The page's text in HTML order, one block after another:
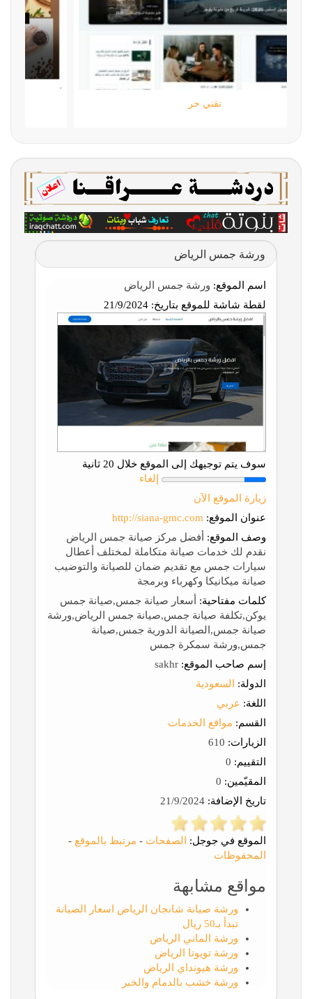
ورشة جمس الرياض
اسم الموقع: ورشة جمس الرياض
لقطة شاشة للموقع بتاريخ:
سوف يتم توجيهك إلى الموقع خلال 20 ثانية
إلغاء
زيارة الموقع الآن
عنوان الموقع: http://siana-gmc.com
وصف الموقع: أفضل مركز صيانة جمس الرياض
نقدم لك خدمات صيانة متكاملة لمختلف أعطال
سيارات جمس مع تقديم ضمان للصيانة والتوضيب
صيانة ميكانيكا وكهرباء وبرمجة
كلمات مفتاحية: أسعار صيانة جمس,صيانة جمس
يوكن,تكلفة صيانة جمس,صيانة جمس الرياض,ورشة
صيانة جمس,الصيانة الدورية جمس,صيانة
جمس,ورشة سمكرة جمس
إسم صاحب الموقع:
الدولة:
السعودية
اللغة: عربي
القسم: مواقع الخدمات
الزيارات:
التقييم:
المقيّمين:
تاريخ الإضافة:
الموقع في جوجل: الصفحات - مرتبط بالموقع -
المحفوظات
مواقع مشابهة
ورشة صيانة شانجان الرياض اسعار الصيانة
تبدأ بـ50 ريال
ورشة الماني الرياض
ورشة تويوتا الرياض
ورشة هيونداي الرياض
ورشة خشب بالدمام والخبر